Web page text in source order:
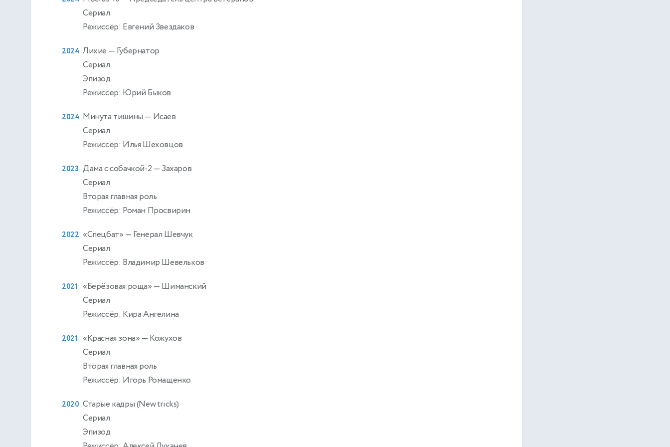
Сериал
Режиссёр: Евгений Звездаков
2024 Лихие — Губернатор
Сериал
Эпизод
Режиссёр: Юрий Быков
2024 Минута тишины — Исаев
Сериал
Режиссёр: Илья Шеховцов
2023 Дама с собачкой-2 — Захаров
Сериал
Вторая главная роль
Режиссёр: Роман Просвирин
2022 «Спецбат» — Генерал Шевчук
Сериал
Режиссёр: Владимир Шевельков
2021 «Берёзовая роща» — Шиманский
Сериал
Режиссёр: Кира Ангелина
2021 «Красная зона» — Кожухов
Сериал
Вторая главная роль
Режиссёр: Игорь Ромащенко
2020 Старые кадры (New tricks)
Сериал
Эпизод